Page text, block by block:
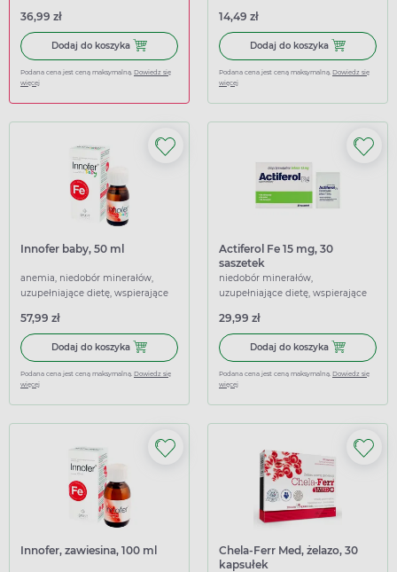
36,99 zł
Dodaj do koszyka Dodaj do koszyka Ibuprom Max Sprint, 40 kapsułek
Podana cena jest ceną maksymalną. Dowiedz się
więcej
14,49 zł
Dodaj do koszyka Dodaj do
Podana cena jest ceną maksymalną. Dowiedz się
więcej
Innofer baby, 50 ml
anemia, niedobór minerałów,
uzupełniające dietę, wspierające
57,99 zł
Dodaj do koszyka Dodaj do koszyka Innofer baby, 50 ml
Podana cena jest ceną maksymalną. Dowiedz się
więcej
Actiferol Fe 15 mg, 30
saszetek
niedobór minerałów,
uzupełniające dietę, wspierające
29,99 zł
Dodaj do koszyka Dodaj do
Podana cena jest ceną maksymalną. Dowiedz się
więcej
Innofer, zawiesina, 100 ml
Chela-Ferr Med, żelazo, 30
kapsułek